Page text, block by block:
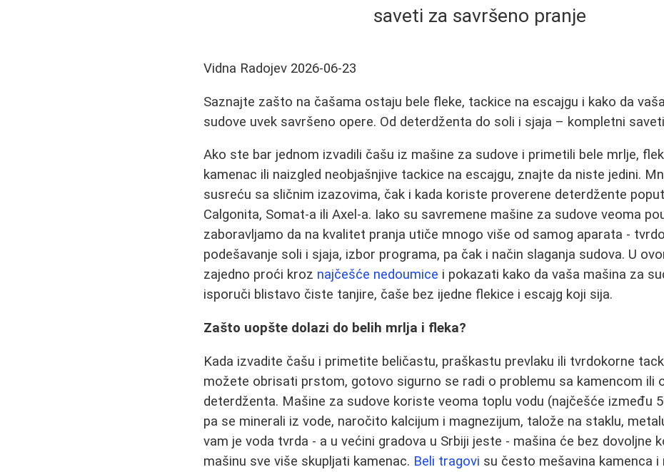
saveti za savršeno pranje
Vidna Radojev 2026-06-23
Saznajte zašto na čašama ostaju bele fleke, tackice na escajgu i kako da
sudove uvek savršeno opere. Od deterdženta do soli i sjaja – kompletni
Ako ste bar jednom izvadili čašu iz mašine za sudove i primetili bele mrlje,
kamenac ili naizgled neobjašnjive tackice na escajgu, znajte da niste jedini.
susreću sa sličnim izazovima, čak i kada koriste proverene deterdžente
Calgonita, Somat‑a ili Axel‑a. Iako su savremene mašine za sudove veoma
zaboravljamo da na kvalitet pranja utiče mnogo više od samog aparata -
podešavanje soli i sjaja, izbor programa, pa čak i način slaganja sudova. U
zajedno proći kroz najčešće nedoumice i pokazati kako da vaša mašina za
isporuči blistavo čiste tanjire, čaše bez ijedne flekice i escajg koji sija.
Zašto uopšte dolazi do belih mrlja i fleka?
Kada izvadite čašu i primetite beličastu, praškastu prevlaku ili tvrdokorne
možete obrisati prstom, gotovo sigurno se radi o problemu sa kamencom ili
deterdženta. Mašine za sudove koriste veoma toplu vodu (najčešće između
pa se minerali iz vode, naročito kalcijum i magnezijum, talože na staklu,
vam je voda tvrda - a u većini gradova u Srbiji jeste - mašina će bez dovoljne
mašinu sve više skupljati kamenac. Beli tragovi su često mešavina kamenca i